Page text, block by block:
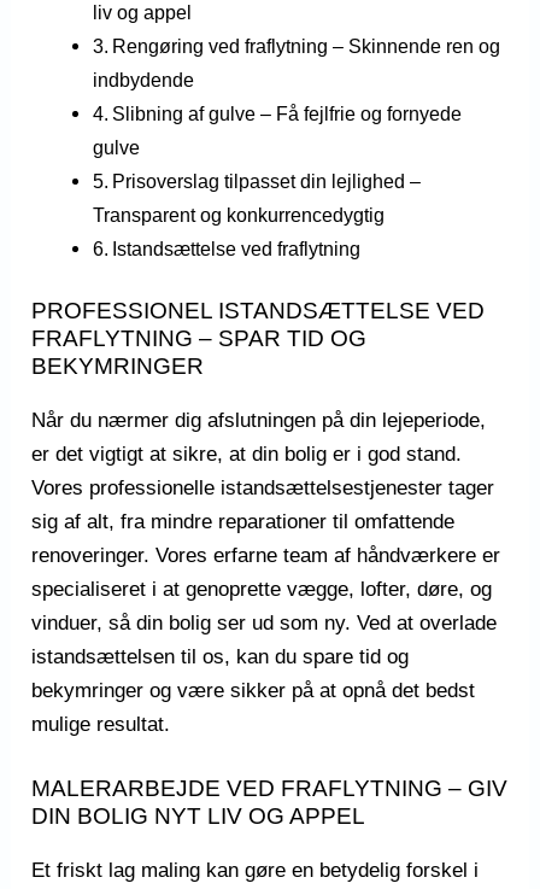
liv og appel
Rengøring ved fraflytning – Skinnende ren og
indbydende
Slibning af gulve – Få fejlfrie og fornyede
gulve
Prisoverslag tilpasset din lejlighed –
Transparent og konkurrencedygtig
Istandsættelse ved fraflytning
PROFESSIONEL ISTANDSÆTTELSE VED
FRAFLYTNING – SPAR TID OG
BEKYMRINGER
Når du nærmer dig afslutningen på din lejeperiode,
er det vigtigt at sikre, at din bolig er i god stand.
Vores professionelle istandsættelsestjenester tager
sig af alt, fra mindre reparationer til omfattende
renoveringer. Vores erfarne team af håndværkere er
specialiseret i at genoprette vægge, lofter, døre, og
vinduer, så din bolig ser ud som ny. Ved at overlade
istandsættelsen til os, kan du spare tid og
bekymringer og være sikker på at opnå det bedst
mulige resultat.
MALERARBEJDE VED FRAFLYTNING – GIV
DIN BOLIG NYT LIV OG APPEL
Et friskt lag maling kan gøre en betydelig forskel i